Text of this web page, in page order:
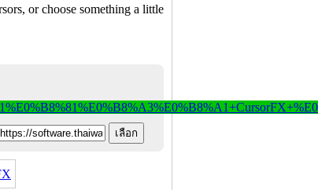
or choose something a little